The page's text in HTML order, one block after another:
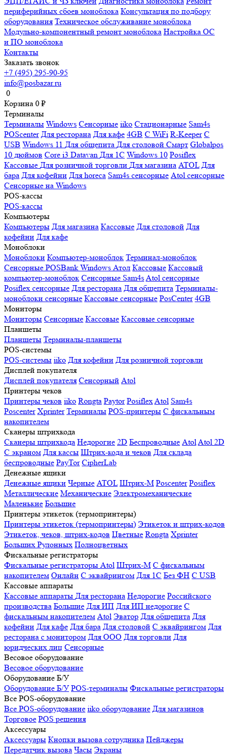
периферийных сбоев моноблока Консультация по подбору
оборудования Техническое обслуживание моноблока
Модульно-компонентный ремонт моноблока Настройка ОС
и ПО моноблока
Контакты
Заказать звонок
+7 (495) 295-90-95
info@posbazar.ru
0
Корзина 0 ₽
Терминалы
Терминалы Windows Сенсорные iiko Стационарные Sam4s
POScenter Для ресторана Для кафе 4GB С WiFi R-Keeper С
USB Windows 11 Для общепита Для столовой Смарт Globalpos
10 дюймов Core i3 Datavan Для 1С Windows 10 Posiflex
Кассовые Для розничной торговли Для магазина ATOL Для
бара Для кофейни Для horeca Sam4s сенсорные Atol сенсорные
Сенсорные на Windows
POS-кассы
POS-кассы
Компьютеры
Компьютеры Для магазина Кассовые Для столовой Для
кофейни Для кафе
Моноблоки
Моноблоки Компьютер-моноблок Терминал-моноблок
Сенсорные POSBank Windows Атол Кассовые Кассовый
компьютер-моноблок Сенсорные Sam4sAtol сенсорные
Posiflex сенсорные Для ресторана Для общепита Терминалы-
моноблоки сенсорные Кассовые сенсорные PosCenter 4GB
Мониторы
Мониторы Сенсорные Кассовые Кассовые сенсорные
Планшеты
Планшеты Терминалы-планшеты
POS-системы
POS-системы iiko Для кофейни Для розничной торговли
Дисплей покупателя
Дисплей покупателя Сенсорный Atol
Принтеры чеков
Принтеры чеков iiko Rongta Paytor PosiflexAtol Sam4s
Poscenter Xprinter Терминалы POS-принтеры С фискальным
накопителем
Сканеры штрихкода
Сканеры штрихкода Недорогие 2D Беспроводные AtolAtol 2D
С экраном Для кассы Штрих-кода и чеков Для склада
беспроводные PayTor CipherLab
Денежные ящики
Денежные ящики Черные ATOL Штрих-М Poscenter Posiflex
Металлические Механические Электромеханические
Маленькие Большие
Принтеры этикеток (термопринтеры)
Принтеры этикеток (термопринтеры) Этикеток и штрих-кодов
Этикеток, чеков, штрих-кодов Цветные Rongta Xprinter
Больших Рулонных Полноцветных
Фискальные регистраторы
Фискальные регистраторы Atol Штрих-М С фискальным
накопителем Онлайн С эквайрингом Для 1С Без ФН С USB
Кассовые аппараты
Кассовые аппараты Для ресторана Недорогие Российского
производства Большие Для ИП Для ИП недорогие С
фискальным накопителем Atol Эватор Для общепита Для
кофейни Для кафе Для бара Для столовой С эквайрингом Для
ресторана с монитором Для ООО Для торговли Для
юридческих лиц Сенсорные
Весовое оборудование
Весовое оборудование
Оборудование Б/У
Оборудование Б/У POS-терминалы Фискальные регистраторы
Все POS-оборудование
Все POS-оборудование iiko оборудование Для магазинов
Торговое POS решения
Аксессуары
Аксессуары Кнопки вызова сотрудника Пейджеры
Передатчик вызова Часы Экраны